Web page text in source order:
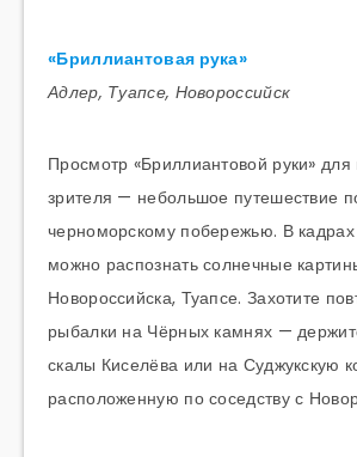
«Бриллиантовая рука»
Адлер, Туапсе, Новороссийск
Просмотр «Бриллиантовой руки» для
зрителя — небольшое путешествие
черноморскому побережью. В
можно распознать солнечные
Новороссийска, Туапсе. Захотите
рыбалки на Чёрных камнях —
скалы Киселёва или на Суджукскую
расположенную по соседству с